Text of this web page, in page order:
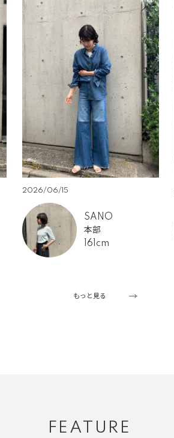
2026/06/15
SANO
本部
161cm
もっと見る
FEATURE